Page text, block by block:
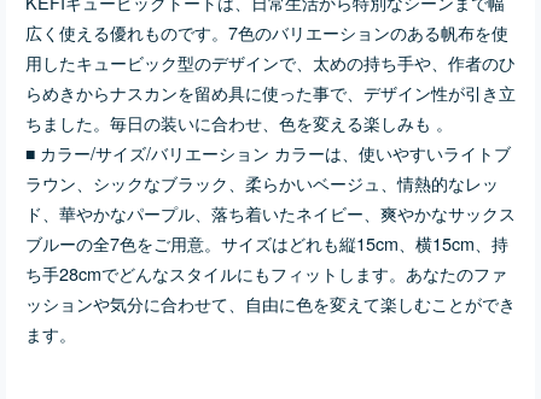
のひらめきからナスカンを
留め具に使った事で、デザ
イン性が引き立ちました。
毎日の装いに合わせ、色を
変える楽しみも ■ カラー/サ
イズ/バリエーション カラー
は、使いやすいライトブラ
ウン、シックなブラック、
柔らかいベージュ、情熱的
なレッド、華やかなパープ
ル、落ち着いたネイビー、
爽やかなサックスブルーの
全7色をご用意。サイズはど
れも縦15cm、横15cm、持
ち手28cmでどんなスタイル
にもフィットします。あな
広く使える優れものです。7色のバリエーションのある帆布を使
用したキュービック型のデザインで、太めの持ち手や、作者のひ
らめきからナスカンを留め具に使った事で、デザイン性が引き立
ちました。毎日の装いに合わせ、色を変える楽しみも 。
■ カラー/サイズ/バリエーション カラーは、使いやすいライトブ
ラウン、シックなブラック、柔らかいベージュ、情熱的なレッ
ド、華やかなパープル、落ち着いたネイビー、爽やかなサックス
ブルーの全7色をご用意。サイズはどれも縦15cm、横15cm、持
ち手28cmでどんなスタイルにもフィットします。あなたのファ
ッションや気分に合わせて、自由に色を変えて楽しむことができ
ます。